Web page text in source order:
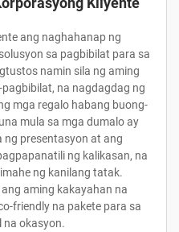
ang naghahanap ng
sa pagbibilat para sa
namin sila ng aming
na nagdagdag ng
mga regalo habang buong-
mula sa mga dumalo ay
ng presentasyon at ang
ng kalikasan, na
ng kanilang tatak.
aming kakayahan na
friendly na pakete para sa
na okasyon.